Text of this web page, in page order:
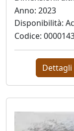
Boscaro
Anno: 2023
Disponibilità:
Codice:
Dettagli